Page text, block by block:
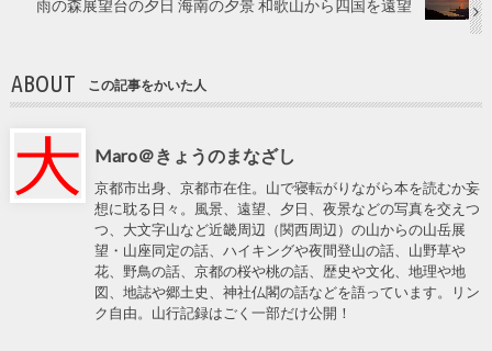
雨の森展望台の夕日 海南の夕景 和歌山から四国を遠望
ABOUT この記事をかいた人
Maro＠きょうのまなざし
京都市出身、京都市在住。山で寝転がりながら本を読むか妄
想に耽る日々。風景、遠望、夕日、夜景などの写真を交えつ
つ、大文字山など近畿周辺（関西周辺）の山からの山岳展
望・山座同定の話、ハイキングや夜間登山の話、山野草や
花、野鳥の話、京都の桜や桃の話、歴史や文化、地理や地
図、地誌や郷土史、神社仏閣の話などを語っています。リン
ク自由。山行記録はごく一部だけ公開！